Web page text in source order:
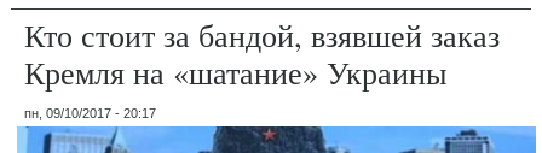
Кто стоит за бандой, взявшей заказ
Кремля на «шатание» Украины
пн, 09/10/2017 - 20:17